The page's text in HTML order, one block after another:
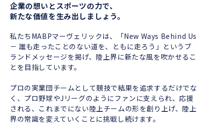
企業の想いとスポーツの力で、
新たな価値を生み出しましょう。
私たちMABPマーヴェリックは、「New Ways Behind Us
－ 誰も走ったことのない道を、ともに走ろう」というブ
ランドメッセージを掲げ、陸上界に新たな風を吹かせるこ
とを目指しています。
プロの実業団チームとして競技で結果を追求するだけでな
く、プロ野球やJリーグのようにファンに支えられ、応援
される、これまでにない陸上チームの形を創り上げ、陸上
界の常識を変えていくことに挑戦し続けます。